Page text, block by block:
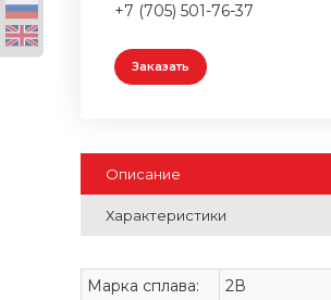
+7 (705) 501-76-37
Заказать
Описание
Характеристики
Марка сплава:
2В